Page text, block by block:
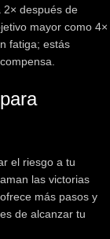
2× después de
mayor como 4×
fatiga; estás
el riesgo a tu
las victorias
más pasos y
de alcanzar tu